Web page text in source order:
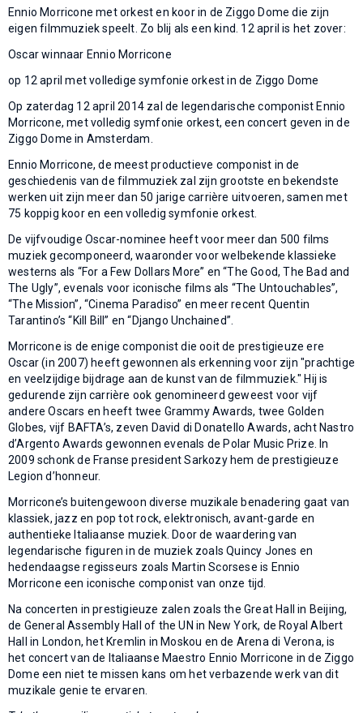
Ennio Morricone met orkest en koor in de Ziggo Dome die zijn
eigen filmmuziek speelt. Zo blij als een kind. 12 april is het zover:
Oscar winnaar Ennio Morricone
op 12 april met volledige symfonie orkest in de Ziggo Dome
Op zaterdag 12 april 2014 zal de legendarische componist Ennio
Morricone, met volledig symfonie orkest, een concert geven in de
Ziggo Dome in Amsterdam.
Ennio Morricone, de meest productieve componist in de
geschiedenis van de filmmuziek zal zijn grootste en bekendste
werken uit zijn meer dan 50 jarige carrière uitvoeren, samen met
75 koppig koor en een volledig symfonie orkest.
De vijfvoudige Oscar-nominee heeft voor meer dan 500 films
muziek gecomponeerd, waaronder voor welbekende klassieke
westerns als “For a Few Dollars More” en “The Good, The Bad and
The Ugly”, evenals voor iconische films als “The Untouchables”,
“The Mission”, “Cinema Paradiso” en meer recent Quentin
Tarantino’s “Kill Bill” en “Django Unchained”.
Morricone is de enige componist die ooit de prestigieuze ere
Oscar (in 2007) heeft gewonnen als erkenning voor zijn "prachtige
en veelzijdige bijdrage aan de kunst van de filmmuziek." Hij is
gedurende zijn carrière ook genomineerd geweest voor vijf
andere Oscars en heeft twee Grammy Awards, twee Golden
Globes, vijf BAFTA’s, zeven David di Donatello Awards, acht Nastro
d’Argento Awards gewonnen evenals de Polar Music Prize. In
2009 schonk de Franse president Sarkozy hem de prestigieuze
Legion d’honneur.
Morricone’s buitengewoon diverse muzikale benadering gaat van
klassiek, jazz en pop tot rock, elektronisch, avant-garde en
authentieke Italiaanse muziek. Door de waardering van
legendarische figuren in de muziek zoals Quincy Jones en
hedendaagse regisseurs zoals Martin Scorsese is Ennio
Morricone een iconische componist van onze tijd.
Na concerten in prestigieuze zalen zoals the Great Hall in Beijing,
de General Assembly Hall of the UN in New York, de Royal Albert
Hall in London, het Kremlin in Moskou en de Arena di Verona, is
het concert van de Italiaanse Maestro Ennio Morricone in de Ziggo
Dome een niet te missen kans om het verbazende werk van dit
muzikale genie te ervaren.